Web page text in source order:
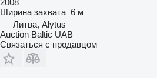
2008
Ширина захвата 6 м
Литва, Alytus
Auction Baltic UAB
Связаться с продавцом